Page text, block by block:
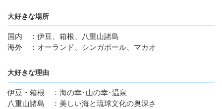
大好きな場所
国内 ：伊豆、箱根、八重山諸島
海外 ：オーランド、シンガポール、マカオ
大好きな理由
伊豆・箱根 ：海の幸･山の幸･温泉
八重山諸島 ：美しい海と琉球文化の奥深さ